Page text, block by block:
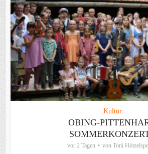
Kultur
OBING-
vor 2 Tagen von Toni